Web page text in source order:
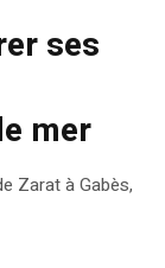
ses
mer
Zarat à Gabès,